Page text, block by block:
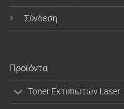
Σύνδεση
Προϊόντα
Toner Εκτυπωτών Laser